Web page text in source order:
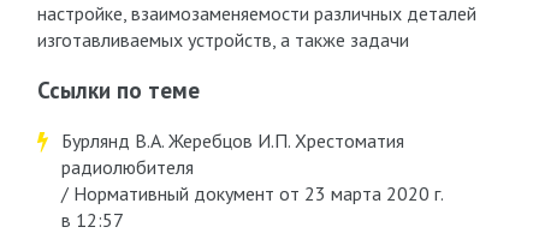
настройке, взаимозаменяемости различных деталей
изготавливаемых устройств, а также задачи
Ссылки по теме
Бурлянд В.А. Жеребцов И.П. Хрестоматия
радиолюбителя
/ Нормативный документ от 23 марта 2020 г.
в 12:57